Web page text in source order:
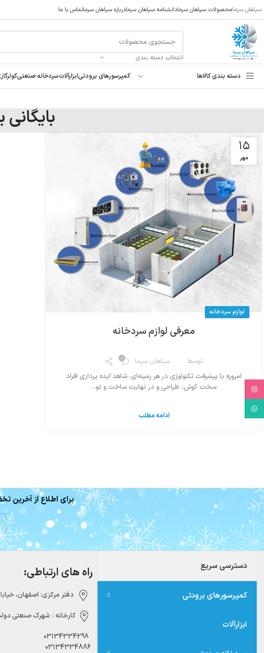
سپاهان سرمامحصولات سپاهان سرمادانشنامه سپاهان سرمادرباره سپاهان سرماتماس با ما
انتخاب دسته بندی
دسته بندی کالاها کمپرسورهای برودتیابزارآلاتسردخانه صنعتی
۱۵
مهر
لوازم سردخانه
معرفی لوازم سردخانه
توسط سپاهان سرما 0
امروزه با پیشرفت تکنولوژی در هر زمینه‌ای، شاهد ایده پردازی افراد
سخت کوش، طراحی و در نهایت ساخت و تو...
ادامه مطلب
برای اطلاع از آخرین
دسترسی سریع
کمپرسورهای برودتی
ابزارآلات
راه های ارتباطی:
دفتر مرکزی:‌ اصفهان، خیابان جابر
کارخانه : شهرک صنعتی دولت
03134334298
03134334886
Instagram